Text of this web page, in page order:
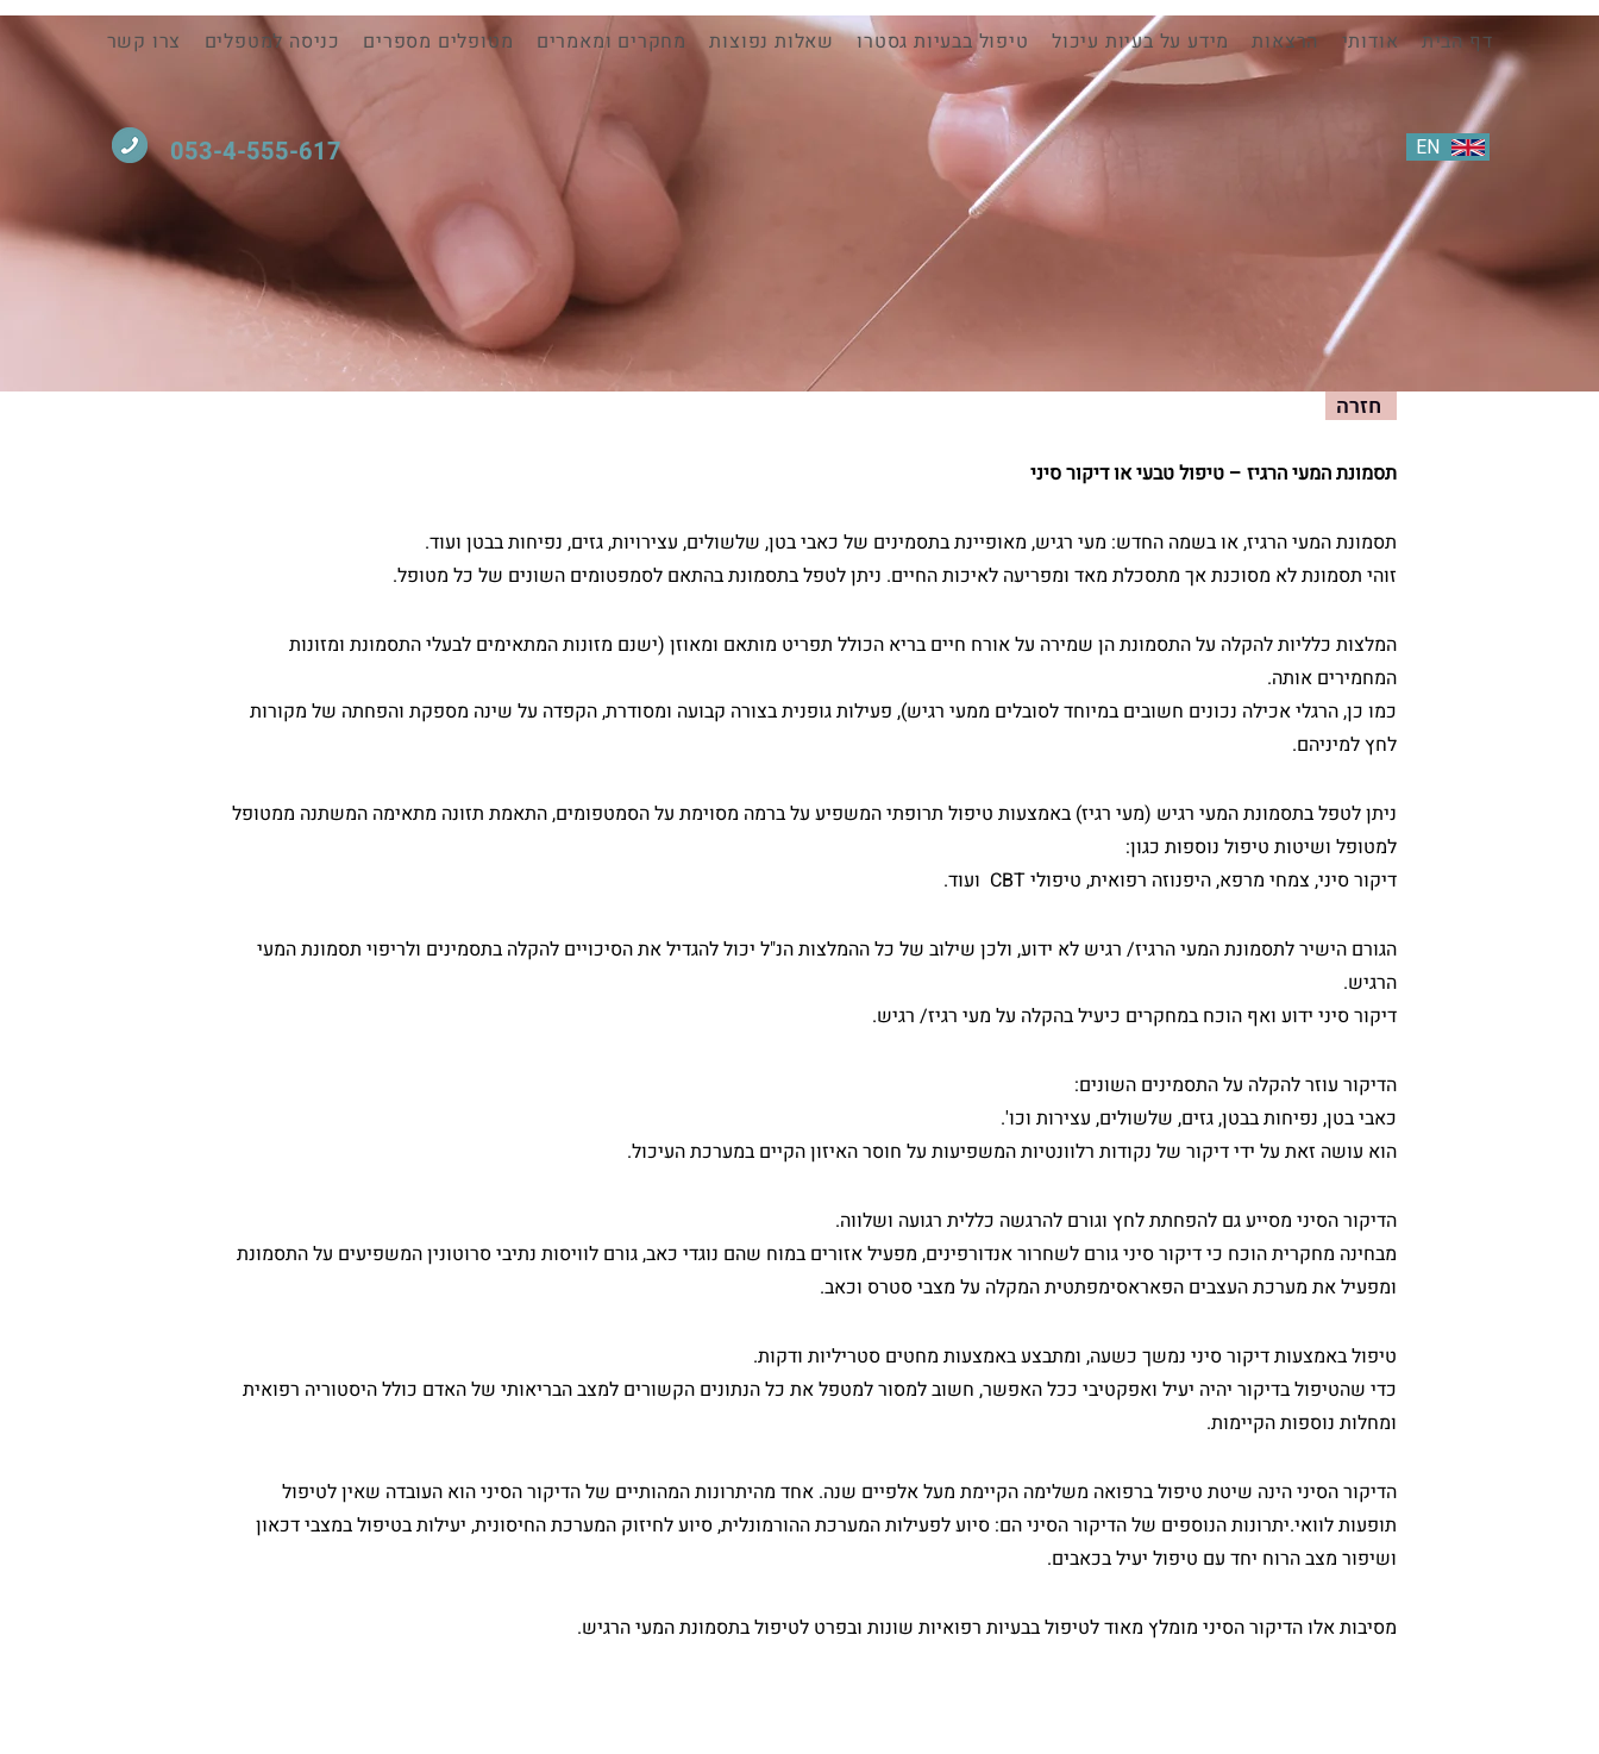
דף הבית אודותי הרצאות מידע על בעיות עיכול טיפול בבעיות גסטרו שאלות נפוצות מחקרים ומאמרים מטופלים מספרים כניסה למטפלים צרו קשר
053-4-555-617 HE
EN
חזרה
תסמונת המעי הרגיז – טיפול טבעי או דיקור סיני
תסמונת המעי הרגיז, או בשמה החדש: מעי רגיש, מאופיינת בתסמינים של כאבי בטן, שלשולים, עצירויות, גזים, נפיחות בבטן ועוד.
זוהי תסמונת לא מסוכנת אך מתסכלת מאד ומפריעה לאיכות החיים. ניתן לטפל בתסמונת בהתאם לסמפטומים השונים של כל מטופל.
המלצות כלליות להקלה על התסמונת הן שמירה על אורח חיים בריא הכולל תפריט מותאם ומאוזן (ישנם מזונות המתאימים לבעלי התסמונת ומזונות
המחמירים אותה.
כמו כן, הרגלי אכילה נכונים חשובים במיוחד לסובלים ממעי רגיש), פעילות גופנית בצורה קבועה ומסודרת, הקפדה על שינה מספקת והפחתה של מקורות
לחץ למיניהם.
ניתן לטפל בתסמונת המעי רגיש (מעי רגיז) באמצעות טיפול תרופתי המשפיע על ברמה מסוימת על הסמטפומים, התאמת תזונה מתאימה המשתנה ממטופל
למטופל ושיטות טיפול נוספות כגון:
דיקור סיני, צמחי מרפא, היפנוזה רפואית, טיפולי CBT ועוד.
הגורם הישיר לתסמונת המעי הרגיז/ רגיש לא ידוע, ולכן שילוב של כל ההמלצות הנ"ל יכול להגדיל את הסיכויים להקלה בתסמינים ולריפוי תסמונת המעי
הרגיש.
דיקור סיני ידוע ואף הוכח במחקרים כיעיל בהקלה על מעי רגיז/ רגיש.
הדיקור עוזר להקלה על התסמינים השונים:
כאבי בטן, נפיחות בבטן, גזים, שלשולים, עצירות וכו'.
הוא עושה זאת על ידי דיקור של נקודות רלוונטיות המשפיעות על חוסר האיזון הקיים במערכת העיכול.
הדיקור הסיני מסייע גם להפחתת לחץ וגורם להרגשה כללית רגועה ושלווה.
מבחינה מחקרית הוכח כי דיקור סיני גורם לשחרור אנדורפינים, מפעיל אזורים במוח שהם נוגדי כאב, גורם לוויסות נתיבי סרוטונין המשפיעים על התסמונת
ומפעיל את מערכת העצבים הפאראסימפתטית המקלה על מצבי סטרס וכאב.
טיפול באמצעות דיקור סיני נמשך כשעה, ומתבצע באמצעות מחטים סטריליות ודקות.
כדי שהטיפול בדיקור יהיה יעיל ואפקטיבי ככל האפשר, חשוב למסור למטפל את כל הנתונים הקשורים למצב הבריאותי של האדם כולל היסטוריה רפואית
ומחלות נוספות הקיימות.
הדיקור הסיני הינה שיטת טיפול ברפואה משלימה הקיימת מעל אלפיים שנה. אחד מהיתרונות המהותיים של הדיקור הסיני הוא העובדה שאין לטיפול
תופעות לוואי.יתרונות הנוספים של הדיקור הסיני הם: סיוע לפעילות המערכת ההורמונלית, סיוע לחיזוק המערכת החיסונית, יעילות בטיפול במצבי דכאון
ושיפור מצב הרוח יחד עם טיפול יעיל בכאבים.
מסיבות אלו הדיקור הסיני מומלץ מאוד לטיפול בבעיות רפואיות שונות ובפרט לטיפול בתסמונת המעי הרגיש.